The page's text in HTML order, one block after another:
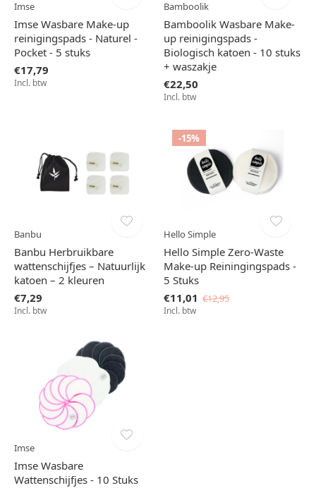
Imse
Imse Wasbare Make-up
reinigingspads - Naturel -
Pocket - 5 stuks
€17,79
Incl. btw
Bamboolik
Bamboolik Wasbare Make-
up reinigingspads -
Biologisch katoen - 10 stuks
+ waszakje
€22,50
Incl. btw
Banbu
Banbu Herbruikbare
wattenschijfjes – Natuurlijk
katoen – 2 kleuren
€7,29
Incl. btw
-15%
Hello Simple
Hello Simple Zero-Waste
Make-up Reiningingspads -
5 Stuks
€11,01 €12,95
Incl. btw
Imse
Imse Wasbare
Wattenschijfjes - 10 Stuks